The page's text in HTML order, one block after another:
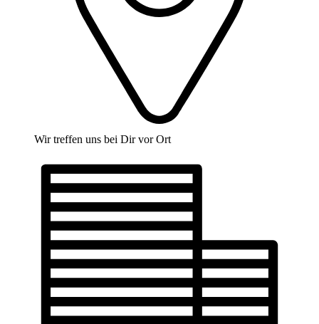
Wir treffen uns bei Dir vor Ort